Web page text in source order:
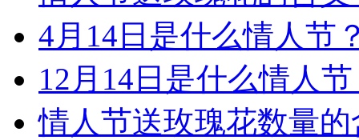
4月14日是什么情人节
12月14日是什么情人
情人节送玫瑰花数量